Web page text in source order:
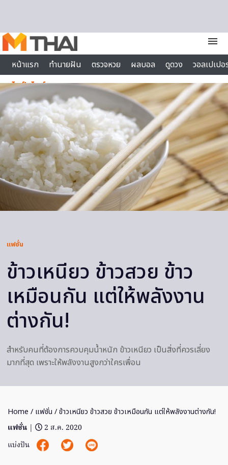
menu
หน้าแรก
ทำนายฝัน ตรวจหวย ผลบอล ดูดวง
วอลเปเป
ไลฟ์สไตล์
แฟชั่น
ข้าวเหนียว ข้าวสวย ข้าว
เหมือนกัน แต่ให้พลังงาน
ต่างกัน!
สำหรับคนที่ต้องการควบคุมน้ำหนัก ข้าวเหนียว เป็นสิ่งที่ควรเลี่ยง
มากที่สุด เพราะให้พลังงานสูงกว่าใครเพื่อน
Home / แฟชั่น / ข้าวเหนียว ข้าวสวย ข้าวเหมือนกัน แต่ให้พลังงานต่างกัน!
แฟชั่น |
2 ส.ค. 2020
แบ่งปัน